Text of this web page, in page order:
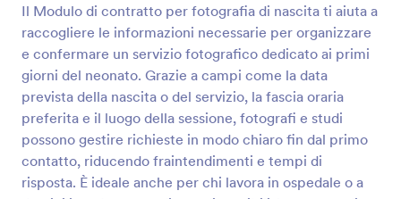
Il Modulo di contratto per fotografia di nascita ti aiuta a
raccogliere le informazioni necessarie per organizzare
e confermare un servizio fotografico dedicato ai primi
giorni del neonato. Grazie a campi come la data
prevista della nascita o del servizio, la fascia oraria
preferita e il luogo della sessione, fotografi e studi
possono gestire richieste in modo chiaro fin dal primo
contatto, riducendo fraintendimenti e tempi di
risposta. È ideale anche per chi lavora in ospedale o a
contratto fotografico è completamente
personalizzabile e non richiede alcuna
programmazione. Aggiungi i dettagli della tua
azienda e della sessione, modifica i termini e le
condizioni e cambia completamente il design grazie
al nostro Costruttore di Moduli gratuito.
Anteprima